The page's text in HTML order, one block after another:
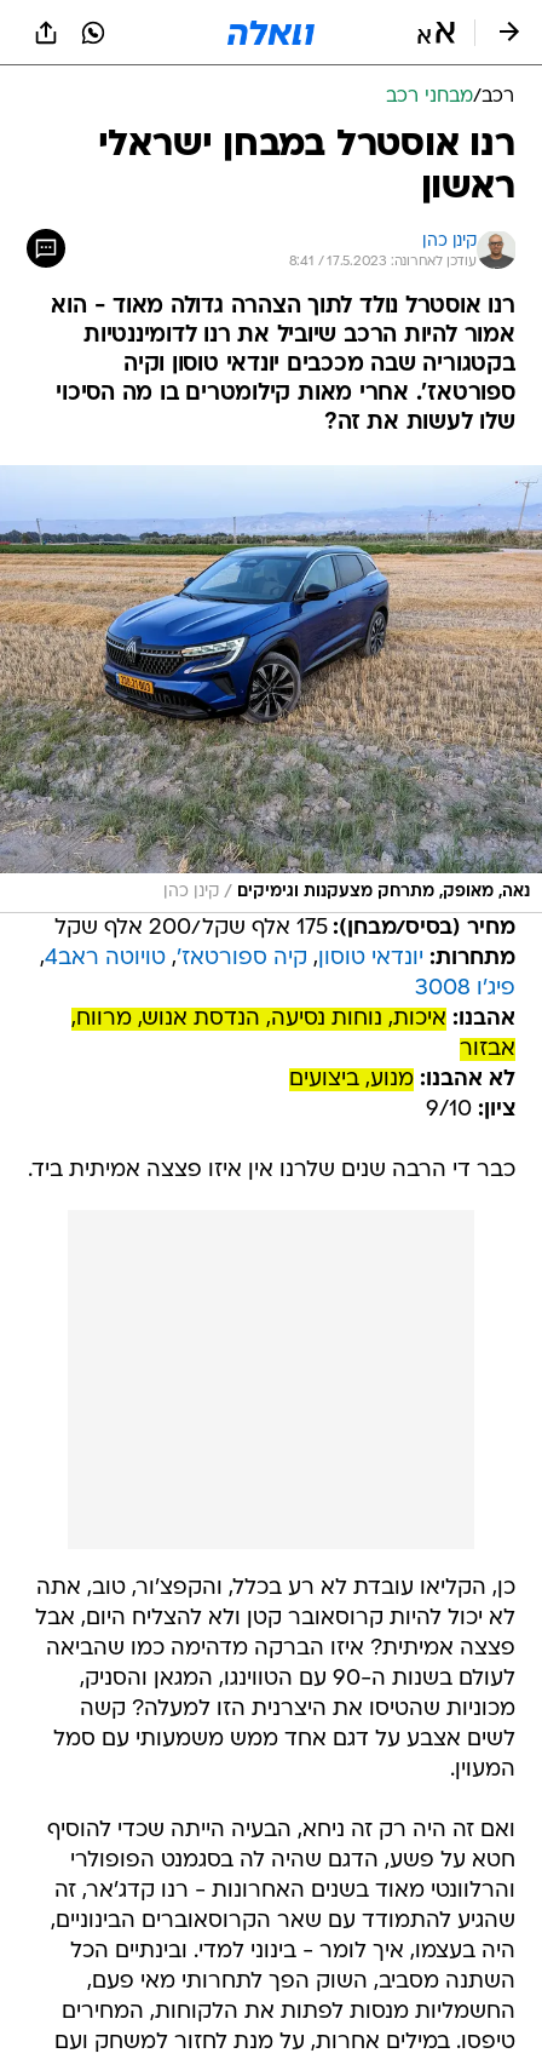
רכב/מבחני רכב
רנו אוסטרל במבחן ישראלי
ראשון
קינן כהן
עודכן לאחרונה: 17.5.2023 / 8:41
רנו אוסטרל נולד לתוך הצהרה גדולה מאוד - הוא
אמור להיות הרכב שיוביל את רנו לדומיננטיות
בקטגוריה שבה מככבים יונדאי טוסון וקיה
ספורטאז'. אחרי מאות קילומטרים בו מה הסיכוי
שלו לעשות את זה?
נאה, מאופק, מתרחק מצעקנות וגימיקים / קינן כהן
מחיר (בסיס/מבחן): 175 אלף שקל/200 אלף שקל
מתחרות: יונדאי טוסון , קיה ספורטאז',טויוטה ראב4
,
פיג'ו 3008
אהבנו: איכות, נוחות נסיעה, הנדסת אנוש, מרווח,
אבזור
לא אהבנו: מנוע, ביצועים
ציון: 9/10
כבר די הרבה שנים שלרנו אין איזו פצצה אמיתית ביד.
כן, הקליאו עובדת לא רע בכלל, והקפצ'ור, טוב, אתה
לא יכול להיות קרוסאובר קטן ולא להצליח היום, אבל
פצצה אמיתית? איזו הברקה מדהימה כמו שהביאה
לעולם בשנות ה-90 עם הטווינגו, המגאן והסניק,
מכוניות שהטיסו את היצרנית הזו למעלה? קשה
לשים אצבע על דגם אחד ממש משמעותי עם סמל
המעוין.
ואם זה היה רק זה ניחא, הבעיה הייתה שכדי להוסיף
חטא על פשע, הדגם שהיה לה בסגמנט הפופולרי
והרלוונטי מאוד בשנים האחרונות - רנו קדג'אר, זה
שהגיע להתמודד עם שאר הקרוסאוברים הבינוניים,
היה בעצמו, איך לומר - בינוני למדי. ובינתיים הכל
השתנה מסביב, השוק הפך לתחרותי מאי פעם,
החשמליות מנסות לפתות את הלקוחות, המחירים
טיפסו. במילים אחרות, על מנת לחזור למשחק ועם